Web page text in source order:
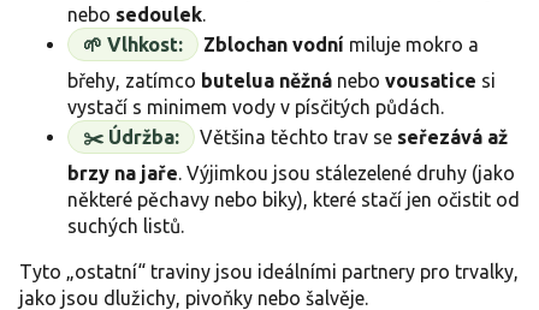
nebo sedoulek.
🌱 Vlhkost:
Zblochan vodní miluje mokro a
břehy, zatímco butelua něžná nebo vousatice si
vystačí s minimem vody v písčitých půdách.
✂️ Údržba:
Většina těchto trav se seřezává až
brzy na jaře. Výjimkou jsou stálezelené druhy (jako
některé pěchavy nebo biky), které stačí jen očistit od
suchých listů.
Tyto „ostatní“ traviny jsou ideálními partnery pro trvalky,
jako jsou dlužichy, pivoňky nebo šalvěje.